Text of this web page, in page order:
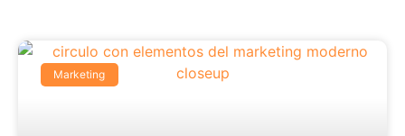
Marketing